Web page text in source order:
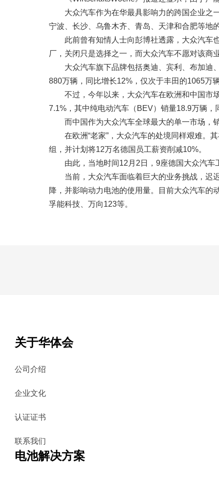
大众汽车作为在华最具影响力的跨国企业之
宁波、长沙、乌鲁木齐、青岛、天津和合肥等地
此前曾有知情人士向彭博社透露，大众汽车
厂，关闭只是选择之一，而大众汽车不愿对该商
大众汽车旗下品牌包括奥迪、宾利、布加迪
880万辆，同比增长12%，仅次于丰田的1065万
不过，今年以来，大众汽车在欧洲和中国市
7.1%，其中纯电动汽车（BEV）销量18.9万辆，
而中国作为大众汽车全球最大的单一市场，
在欧洲“老家”，大众汽车的处境同样艰难。
组，并计划将12万名德国员工薪资削减10%。
由此，当地时间12月2日，9座德国大众汽
当前，大众汽车面临着巨大的业务挑战，迟
降，并影响动力电池的使用量。目前大众汽车的
孚能科技、万向123等。
关于华体会
公司介绍
企业文化
认证证书
联系我们
电池解决方案